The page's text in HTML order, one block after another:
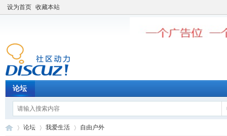
设为首页 收藏本站
论坛
论坛 我爱生活 自由户外